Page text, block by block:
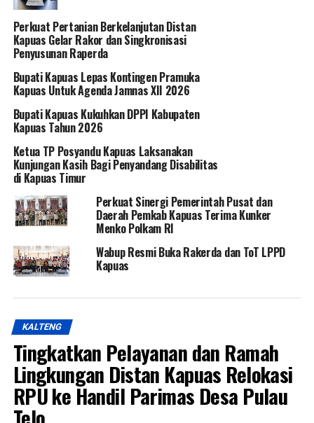
Perkuat Pertanian Berkelanjutan Distan
Kapuas Gelar Rakor dan Singkronisasi
Penyusunan Raperda
Bupati Kapuas Lepas Kontingen Pramuka
Kapuas Untuk Agenda Jamnas XII 2026
Bupati Kapuas Kukuhkan DPPI Kabupaten
Kapuas Tahun 2026
Ketua TP Posyandu Kapuas Laksanakan
Kunjungan Kasih Bagi Penyandang Disabilitas
di Kapuas Timur
Perkuat Sinergi Pemerintah Pusat dan
Daerah Pemkab Kapuas Terima Kunker
Menko Polkam RI
Wabup Resmi Buka Rakerda dan ToT LPPD
Kapuas
KALTENG
Tingkatkan Pelayanan dan Ramah
Lingkungan Distan Kapuas Relokasi
RPU ke Handil Parimas Desa Pulau